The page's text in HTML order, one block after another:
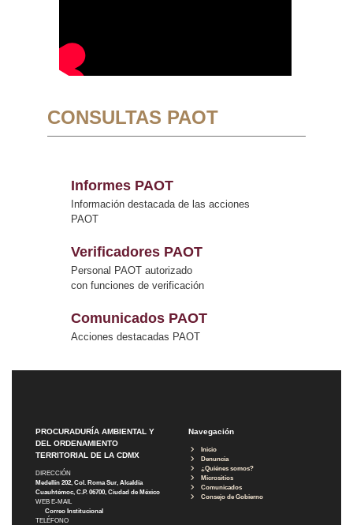
CONSULTAS PAOT
Informes PAOT
Información destacada de las acciones
PAOT
Verificadores PAOT
Personal PAOT autorizado
con funciones de verificación
Comunicados PAOT
Acciones destacadas PAOT
PROCURADURÍA AMBIENTAL Y
DEL ORDENAMIENTO
TERRITORIAL DE LA CDMX
DIRECCIÓN
Medellín 202, Col. Roma Sur, Alcaldía
Cuauhtémoc, C.P. 06700, Ciudad de México
WEB E-MAIL
Correo Institucional
TELÉFONO
Navegación
Inicio
Denuncia
¿Quiénes somos?
Micrositios
Comunicados
Consejo de Gobierno